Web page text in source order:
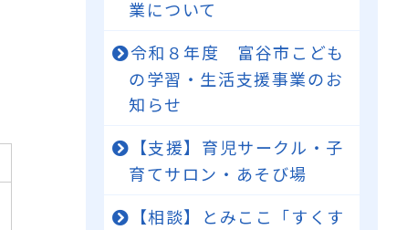
業について
令和８年度 富谷市こども
の学習・生活支援事業のお
知らせ
【支援】育児サークル・子
育てサロン・あそび場
【相談】とみここ「すくす